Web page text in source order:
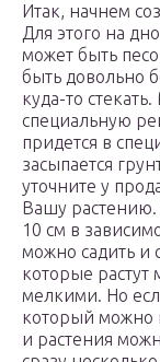
Итак, начнем
Для этого на
может быть
быть довольно
куда-то
специальную
придется в
засыпается
уточните у
Вашу растению.
10 см в
можно садить и
которые растут
мелкими. Но
который можно
и растения